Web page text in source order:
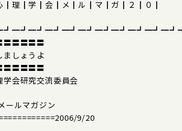
┃理┃学┃会┃メ┃ル┃マ┃ガ┃２┃０┃
〓〓〓〓〓
ましょうよ
〓〓〓〓〓
会研究交流委員会
ールマガジン
9/20